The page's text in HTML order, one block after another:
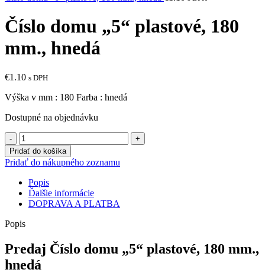
Číslo domu „5“ plastové, 180
mm., hnedá
€1.10 s DPH
Výška v mm : 180 Farba : hnedá
Dostupné na objednávku
množstvo
Číslo
domu
"5"
plastové,
180
mm.,
hnedá
Pridať do košíka
Pridať do nákupného zoznamu
Popis
Ďalšie informácie
DOPRAVA A PLATBA
Popis
Predaj Číslo domu „5“ plastové, 180 mm.,
hnedá